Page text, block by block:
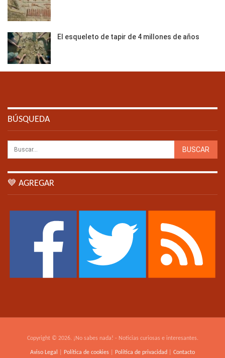
El esqueleto de tapir de 4 millones de años
BÚSQUEDA
💙 AGREGAR
Copyright © 2026. ¡No sabes nada! - Noticias curiosas e interesantes.
Aviso Legal Política de cookies Política de privacidad Contacto